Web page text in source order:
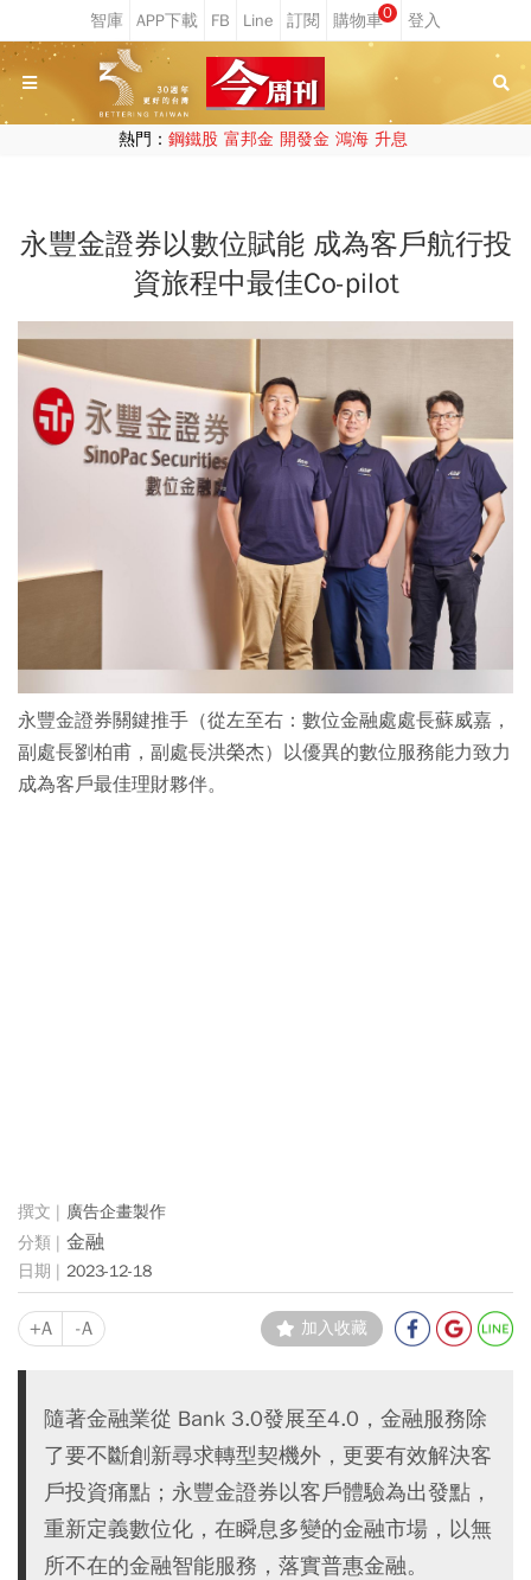
0
熱門： 鋼鐵股 富邦金 開發金 鴻海 升息
永豐金證券以數位賦能 成為客戶航行投
資旅程中最佳Co-pilot
永豐金證券關鍵推手（從左至右：數位金融處處長蘇威嘉，
副處長劉柏甫，副處長洪榮杰）以優異的數位服務能力致力
成為客戶最佳理財夥伴。
廣告企畫製作
金融
2023-12-18
+A -A 加入收藏
隨著金融業從 Bank 3.0發展至4.0，金融服務除
了要不斷創新尋求轉型契機外，更要有效解決客
戶投資痛點；永豐金證券以客戶體驗為出發點，
重新定義數位化，在瞬息多變的金融市場，以無
所不在的金融智能服務，落實普惠金融。